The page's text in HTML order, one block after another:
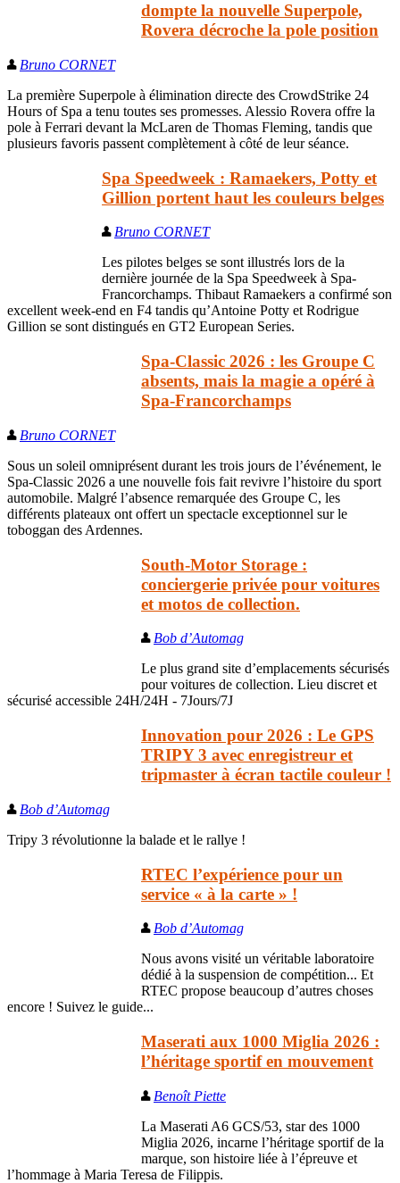
dompte la nouvelle Superpole,
Rovera décroche la pole position
Bruno CORNET
La première Superpole à élimination directe des CrowdStrike 24
Hours of Spa a tenu toutes ses promesses. Alessio Rovera offre la
pole à Ferrari devant la McLaren de Thomas Fleming, tandis que
plusieurs favoris passent complètement à côté de leur séance.
Spa Speedweek : Ramaekers, Potty et
Gillion portent haut les couleurs belges
Bruno CORNET
Les pilotes belges se sont illustrés lors de la
dernière journée de la Spa Speedweek à Spa-
Francorchamps. Thibaut Ramaekers a confirmé son
excellent week-end en F4 tandis qu’Antoine Potty et Rodrigue
Gillion se sont distingués en GT2 European Series.
Spa-Classic 2026 : les Groupe C
absents, mais la magie a opéré à
Spa-Francorchamps
Bruno CORNET
Sous un soleil omniprésent durant les trois jours de l’événement, le
Spa-Classic 2026 a une nouvelle fois fait revivre l’histoire du sport
automobile. Malgré l’absence remarquée des Groupe C, les
différents plateaux ont offert un spectacle exceptionnel sur le
toboggan des Ardennes.
South-Motor Storage :
conciergerie privée pour voitures
et motos de collection.
Bob d’Automag
Le plus grand site d’emplacements sécurisés
pour voitures de collection. Lieu discret et
sécurisé accessible 24H/24H - 7Jours/7J
Innovation pour 2026 : Le GPS
TRIPY 3 avec enregistreur et
tripmaster à écran tactile couleur !
Bob d’Automag
Tripy 3 révolutionne la balade et le rallye !
RTEC l’expérience pour un
service « à la carte » !
Bob d’Automag
Nous avons visité un véritable laboratoire
dédié à la suspension de compétition... Et
RTEC propose beaucoup d’autres choses
encore ! Suivez le guide...
Maserati aux 1000 Miglia 2026 :
l’héritage sportif en mouvement
Benoît Piette
La Maserati A6 GCS/53, star des 1000
Miglia 2026, incarne l’héritage sportif de la
marque, son histoire liée à l’épreuve et
l’hommage à Maria Teresa de Filippis.